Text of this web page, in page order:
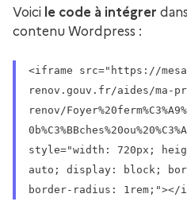
Voici le code à intégrer
contenu Wordpress :
<iframe src="https://
renov.gouv.fr/aides/ma-
renov/
style="width: 720px;
auto; display: block;
border-radius: 1rem;"></